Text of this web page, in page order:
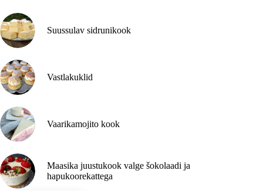
Suussulav sidrunikook
Vastlakuklid
Vaarikamojito kook
Maasika juustukook valge šokolaadi ja
hapukoorekattega